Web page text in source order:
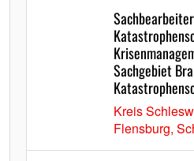
Sachgebiet
Kreis
Flensburg,